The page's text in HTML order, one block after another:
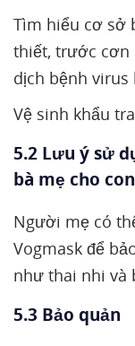
Tìm hiểu cơ sở
thiết, trước cơn
dịch bệnh virus
Vệ sinh khẩu
5.2 Lưu ý sử
bà mẹ cho
Người mẹ có
Vogmask để
như thai nhi và
5.3 Bảo quản